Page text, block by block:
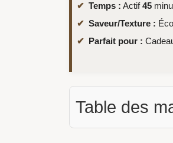
Temps : Actif45
Saveur/Texture :
Parfait pour :
Table des